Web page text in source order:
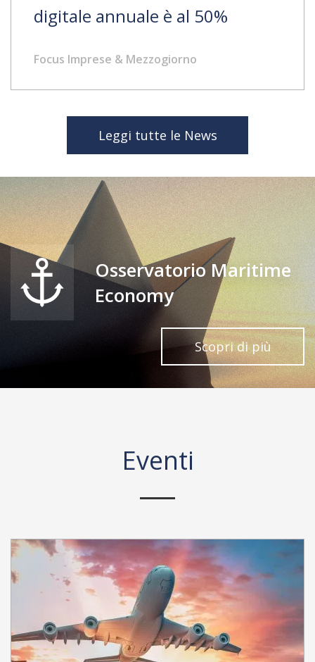
digitale annuale è al 50%
Focus Imprese & Mezzogiorno
Leggi tutte le News
Osservatorio Maritime
Economy
Scopri di più
Eventi